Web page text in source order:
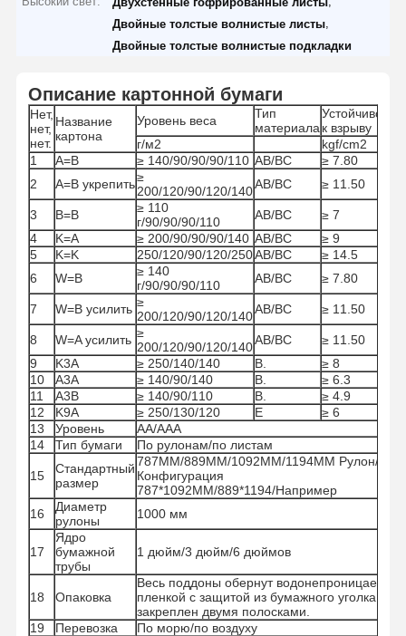
Дом Продукты Видео
Двойные толстые волнистые листы
Двойные толстые волнистые подкладки
Описание картонной бумаги
Нет,
нет,
нет.
Название
картона
Уровень веса
Тип
материала
Устойчивость
к взрыву
г/м2
kgf/cm2
1
A=B ≥ 140/90/90/90/110 AB/BC
≥ 7.80
2
A=B укрепить≥
200/120/90/120/140AB/BC ≥ 11.50
3 B=B
≥ 110
г/90/90/90/110
AB/BC
≥ 7
4
K=A ≥ 200/90/90/90/140 AB/BC
≥ 9
5
K=K 250/120/90/120/250AB/BC
≥ 14.5
6
W=B
≥ 140
г/90/90/90/110
AB/BC ≥ 7.80
7 W=B усилить ≥
200/120/90/120/140AB/BC ≥ 11.50
8 W=A усилить ≥
200/120/90/120/140AB/BC
≥ 11.50
9
K3A ≥ 250/140/140 В.
≥ 8
10
А3А ≥ 140/90/140 В.
≥ 6.3
11
A3B ≥ 140/90/110 В.
≥ 4.9
12
K9A ≥ 250/130/120 Е
≥ 6
13
Уровень
AA/AAA
14
Тип бумаги По рулонам/по листам
15
Стандартный
размер
787MM/889MM/1092MM/1194MM Рулон/
Конфигурация
787*1092MM/889*1194/Например
16
Диаметр
рулоны
1000 мм
17
Ядро
бумажной
трубы
1 дюйм/3 дюйм/6 дюймов
18 Опаковка
Весь поддоны обернут водонепроницаемой
пленкой с защитой из бумажного уголка и
закреплен двумя полосками.
19
Перевозка По морю/по воздуху